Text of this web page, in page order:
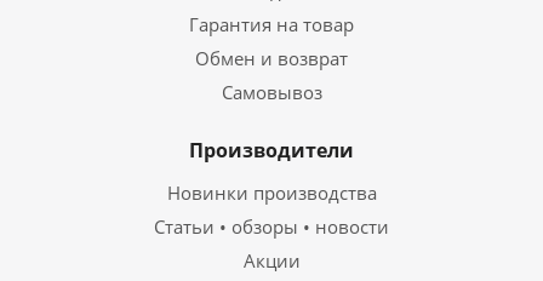
Гарантия на товар
Обмен и возврат
Самовывоз
Производители
Новинки производства
Статьи • обзоры • новости
Акции